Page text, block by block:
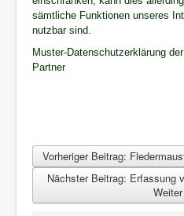
sämtliche Funktionen unseres
nutzbar sind.
Muster-Datenschutzerklärung der
Partner
Vorheriger Beitrag:
Nächster Beitrag: Erfassung
Weiter